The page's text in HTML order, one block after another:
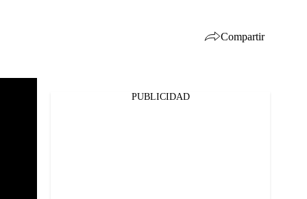
Compartir
PUBLICIDAD